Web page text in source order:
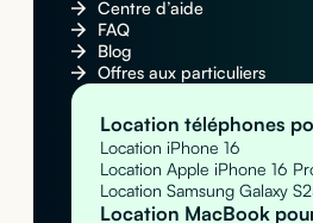
Centre d’aide
FAQ
Blog
Offres aux particuliers
Location téléphones
Location iPhone 16
Location Apple iPhone 16
Location Samsung Galaxy
Location MacBook